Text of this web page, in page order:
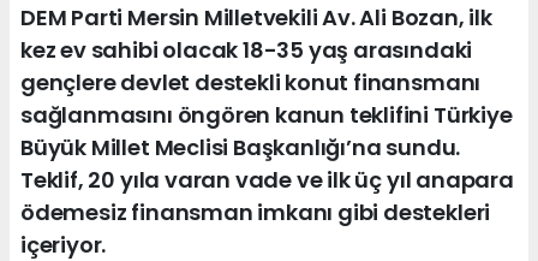
DEM Parti Mersin Milletvekili Av. Ali Bozan, ilk
kez ev sahibi olacak 18-35 yaş arasındaki
gençlere devlet destekli konut finansmanı
sağlanmasını öngören kanun teklifini Türkiye
Büyük Millet Meclisi Başkanlığı’na sundu.
Teklif, 20 yıla varan vade ve ilk üç yıl anapara
ödemesiz finansman imkanı gibi destekleri
içeriyor.